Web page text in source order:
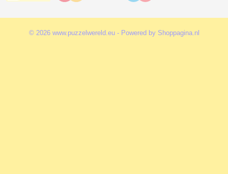
© 2026 www.puzzelwereld.eu - Powered by Shoppagina.nl